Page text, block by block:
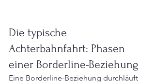
Die typische
Achterbahnfahrt: Phasen
einer Borderline-Beziehung
Eine Borderline-Beziehung durchläuft